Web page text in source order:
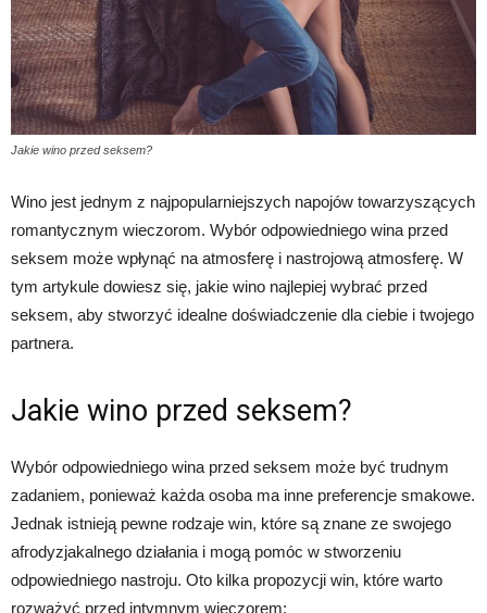
Jakie wino przed seksem?
Wino jest jednym z najpopularniejszych napojów towarzyszących
romantycznym wieczorom. Wybór odpowiedniego wina przed
seksem może wpłynąć na atmosferę i nastrojową atmosferę. W
tym artykule dowiesz się, jakie wino najlepiej wybrać przed
seksem, aby stworzyć idealne doświadczenie dla ciebie i twojego
partnera.
Jakie wino przed seksem?
Wybór odpowiedniego wina przed seksem może być trudnym
zadaniem, ponieważ każda osoba ma inne preferencje smakowe.
Jednak istnieją pewne rodzaje win, które są znane ze swojego
afrodyzjakalnego działania i mogą pomóc w stworzeniu
odpowiedniego nastroju. Oto kilka propozycji win, które warto
rozważyć przed intymnym wieczorem: